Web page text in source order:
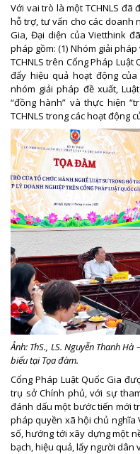
Với vai trò là một TCHNLS
hỗ trợ, tư vấn cho các doanh
Gia, Đại diện của Vietthink
pháp gồm: (1) Nhóm giải
TCHNLS trên Cổng Pháp
đẩy hiệu quả hoạt động của
nhóm giải pháp đề xuất,
“đồng hành” và thực hiện
TCHNLS trong các hoạt động
Ảnh: ThS., LS. Nguyễn Thanh
biểu tại Tọa đàm.
Cổng Pháp Luật Quốc Gia
trụ sở Chính phủ, với sự
đánh dấu một bước tiến mới
pháp quyền xã hội chủ nghĩa
số, hướng tới xây dựng một
bạch, hiệu quả, lấy người dân